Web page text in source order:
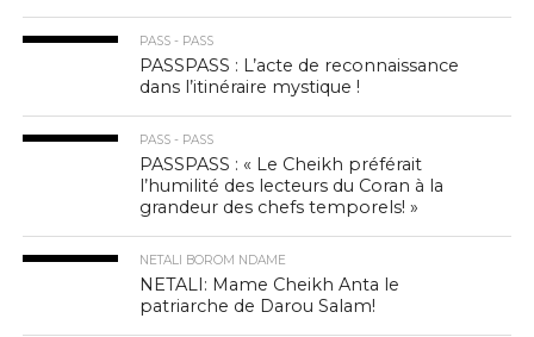
PASS - PASS
PASSPASS : L’acte de reconnaissance
dans l’itinéraire mystique !
PASS - PASS
PASSPASS : « Le Cheikh préférait
l’humilité des lecteurs du Coran à la
grandeur des chefs temporels! »
NETALI BOROM NDAME
NETALI: Mame Cheikh Anta le
patriarche de Darou Salam!